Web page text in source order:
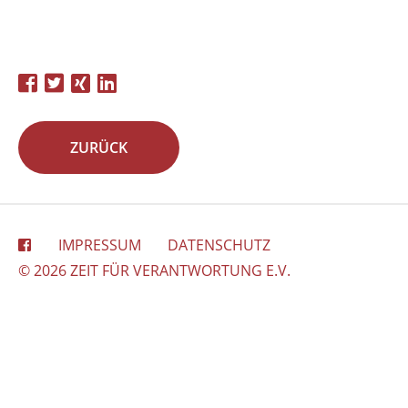
ZURÜCK
IMPRESSUM
DATENSCHUTZ
© 2026 ZEIT FÜR VERANTWORTUNG E.V.